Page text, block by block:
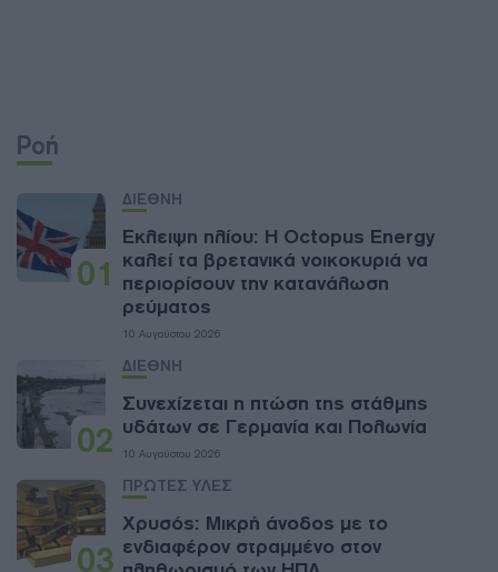
Ροή
01
ΔΙΕΘΝΗ
Έκλειψη ηλίου: Η Octopus Energy
καλεί τα βρετανικά νοικοκυριά να
περιορίσουν την κατανάλωση
ρεύματος
10 Αυγούστου 2026
02
ΔΙΕΘΝΗ
Συνεχίζεται η πτώση της στάθμης
υδάτων σε Γερμανία και Πολωνία
10 Αυγούστου 2026
03
ΠΡΩΤΕΣ ΥΛΕΣ
Χρυσός: Μικρή άνοδος με το
ενδιαφέρον στραμμένο στον